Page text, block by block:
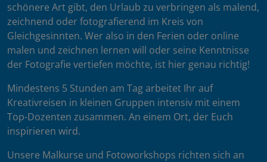
schönere Art gibt, den Urlaub zu verbringen als malend,
zeichnend oder fotografierend im Kreis von
Gleichgesinnten. Wer also in den Ferien oder online
malen und zeichnen lernen will oder seine Kenntnisse
der Fotografie vertiefen möchte, ist hier genau richtig!
Mindestens 5 Stunden am Tag arbeitet Ihr auf
Kreativreisen in kleinen Gruppen intensiv mit einem
Top-Dozenten zusammen. An einem Ort, der Euch
inspirieren wird.
Unsere Malkurse und Fotoworkshops richten sich an